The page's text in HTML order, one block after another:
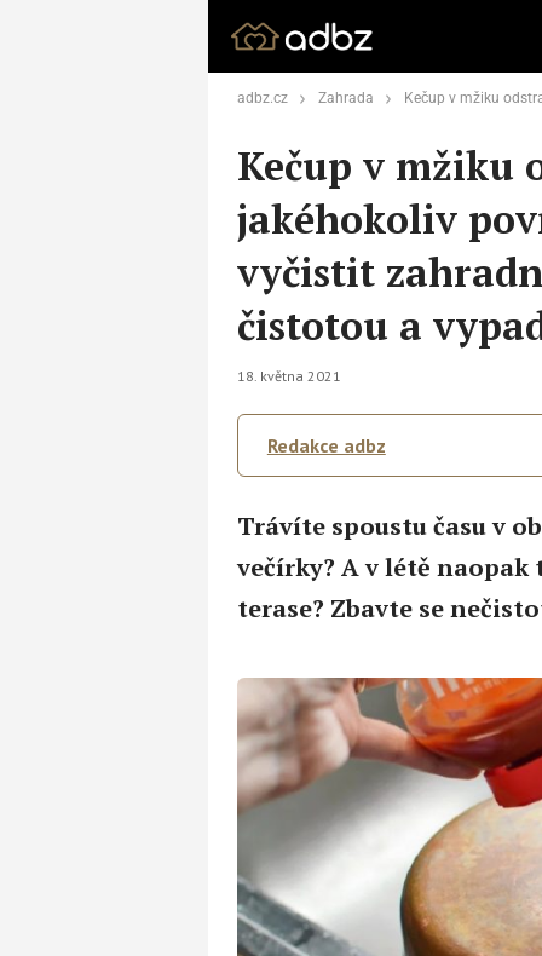
adbz.cz Zahrada Kečup v mžiku odstraní rez a korozi z jakéhokoliv povrchu
Kečup v mžiku
jakéhokoliv
vyčistit
čistotou a
18. května 2021
Redakce adbz
Trávíte spoustu času v
večírky? A v létě
terase? Zbavte se